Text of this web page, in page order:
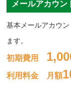
メールアカウン
基本メールアカウ
ます。
初期費用
利用料金 月額